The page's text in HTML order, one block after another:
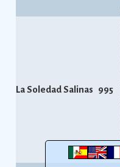
La Soledad Salinas 995